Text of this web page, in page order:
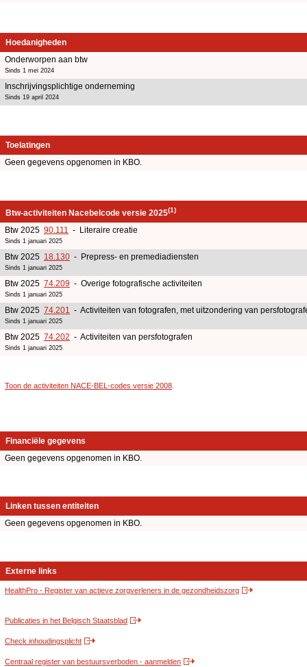
Hoedanigheden
Onderworpen aan btw
Sinds 1 mei 2024
Inschrijvingsplichtige onderneming
Sinds 19 april 2024
Toelatingen
Geen gegevens opgenomen in KBO.
Btw-activiteiten Nacebelcode versie 2025(1)
Btw 2025 90.111 - Literaire creatie
Sinds 1 januari 2025
Btw 2025 18.130 - Prepress- en premediadiensten
Sinds 1 januari 2025
Btw 2025 74.209 - Overige fotografische activiteiten
Sinds 1 januari 2025
Btw 2025 74.201 - Activiteiten van fotografen, met uitzondering van
Sinds 1 januari 2025
Btw 2025 74.202 - Activiteiten van persfotografen
Sinds 1 januari 2025
Toon de activiteiten NACE-BEL-codes versie 2008
Financiële gegevens
Geen gegevens opgenomen in KBO.
Linken tussen entiteiten
Geen gegevens opgenomen in KBO.
Externe links
HealthPro - Register van actieve zorgverleners in de gezondheidszorg
Publicaties in het Belgisch Staatsblad
Check inhoudingsplicht
Centraal register van bestuursverboden - aanmelden